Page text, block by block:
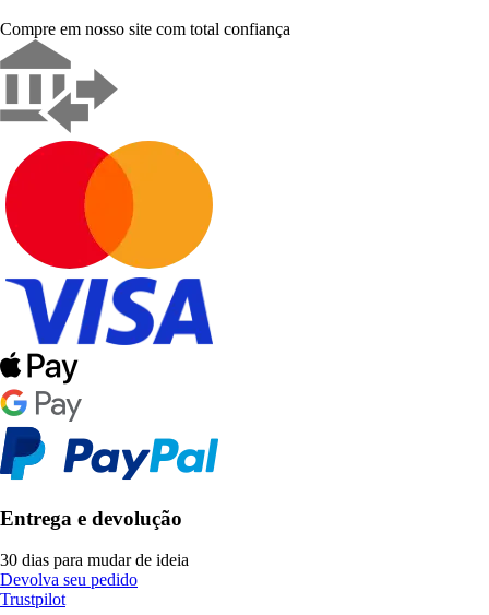
Compre em nosso site com total confiança
Entrega e devolução
30 dias para mudar de ideia
Devolva seu pedido
Trustpilot